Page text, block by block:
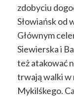
zdobyciu
Słowiańsk od
Głównym
Siewierska i
też atakować
trwają walki
Mykilśkego.